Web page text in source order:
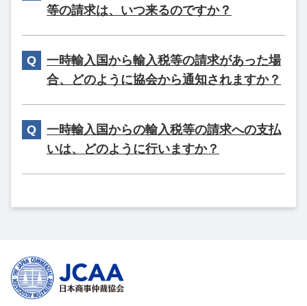
等の請求は、いつ来るのですか？
一時輸入国から輸入税等の請求があった場
合、どのように協会から通知されますか？
一時輸入国からの輸入税等の請求への支払
いは、どのように行いますか？